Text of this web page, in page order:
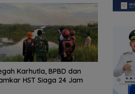
Karhutla, BPBD dan
HST Siaga 24 Jam